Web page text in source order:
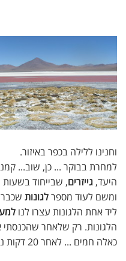
וחנינו ללילה בכפר באיזור.
למחרת בבוקר ... כן, שוב... קמנו ב- 4:00 בבוקר , תנו
היעד, גייזרים, שבייחוד
ומשם לעוד מספרלגונות
ליד אחת הלגונות עצרו לנו
הלגונות. רק שלאחר
כאלה חמים ... לאחר 20 דקות נשברתי ויצאתי.